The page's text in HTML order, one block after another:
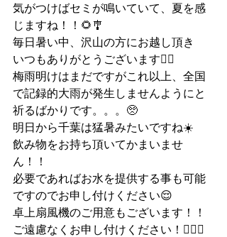
気がつけばセミが鳴いていて、夏を感
じますね！！🌻🎐
毎日暑い中、沢山の方にお越し頂き
いつもありがとうございます🙇‍♂️
梅雨明けはまだですがこれ以上、全国
で記録的大雨が発生しませんようにと
祈るばかりです。。。🥺
明日から千葉は猛暑みたいですね☀️
飲み物をお持ち頂いてかまいませ
ん！！
必要であればお水を提供する事も可能
ですのでお申し付けください😌
卓上扇風機のご用意もございます！！
ご遠慮なくお申し付けください！💁🏻‍♂️